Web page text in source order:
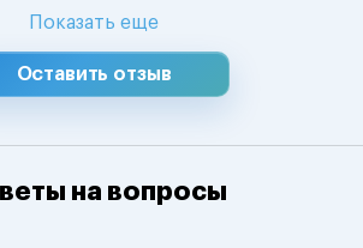
Показать еще
Оставить отзыв
на вопросы